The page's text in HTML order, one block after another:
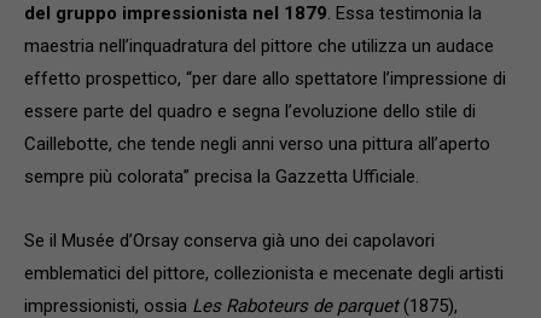
del gruppo impressionista nel 1879. Essa testimonia la
maestria nell’inquadratura del pittore che utilizza un audace
effetto prospettico, “per dare allo spettatore l’impressione di
essere parte del quadro e segna l’evoluzione dello stile di
Caillebotte, che tende negli anni verso una pittura all’aperto
sempre più colorata” precisa la Gazzetta Ufficiale.
Se il Musée d’Orsay conserva già uno dei capolavori
emblematici del pittore, collezionista e mecenate degli artisti
impressionisti, ossia Les Raboteurs de parquet(1875),